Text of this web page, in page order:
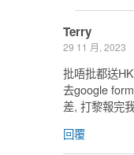
Terry
29 11 月, 2023
批唔批都送
去google
差, 打黎報完
回覆